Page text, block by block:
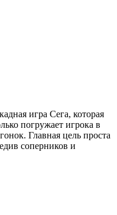
игра Сега, которая
погружает игрока в
Главная цель проста
соперников и